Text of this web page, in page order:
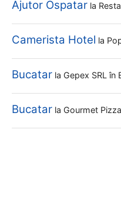
Ajutor Ospatar la
Camerista Hotel la
Bucatar la Gepex SRL în
Bucatar la Gourmet